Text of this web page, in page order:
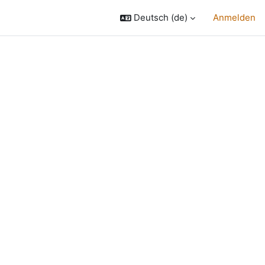
Deutsch ‎(de)‎ Anmelden